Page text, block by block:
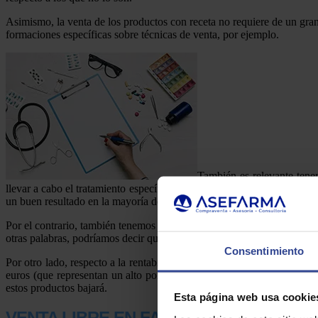
Consentimiento
Esta página web usa
Asimismo, la venta de los productos con receta no requiere de un
formaciones específicas sobre técnicas de venta, por ejemplo.
También es relevante
llevar a cabo el tratamiento específico que le ha prescrito su
un buen resultado en la mayoría de los casos. El farmacéutico podrá
Por el contrario, también tenemos algunas desventajas porque con
otras palabras, podríamos decir que, en cierto sentido, las ventas de
Por otro lado, respecto a la rentabilidad que nos ofrece la venta de
euros (que representan un alto porcentaje de las ventas) es de un
estos productos bajará.